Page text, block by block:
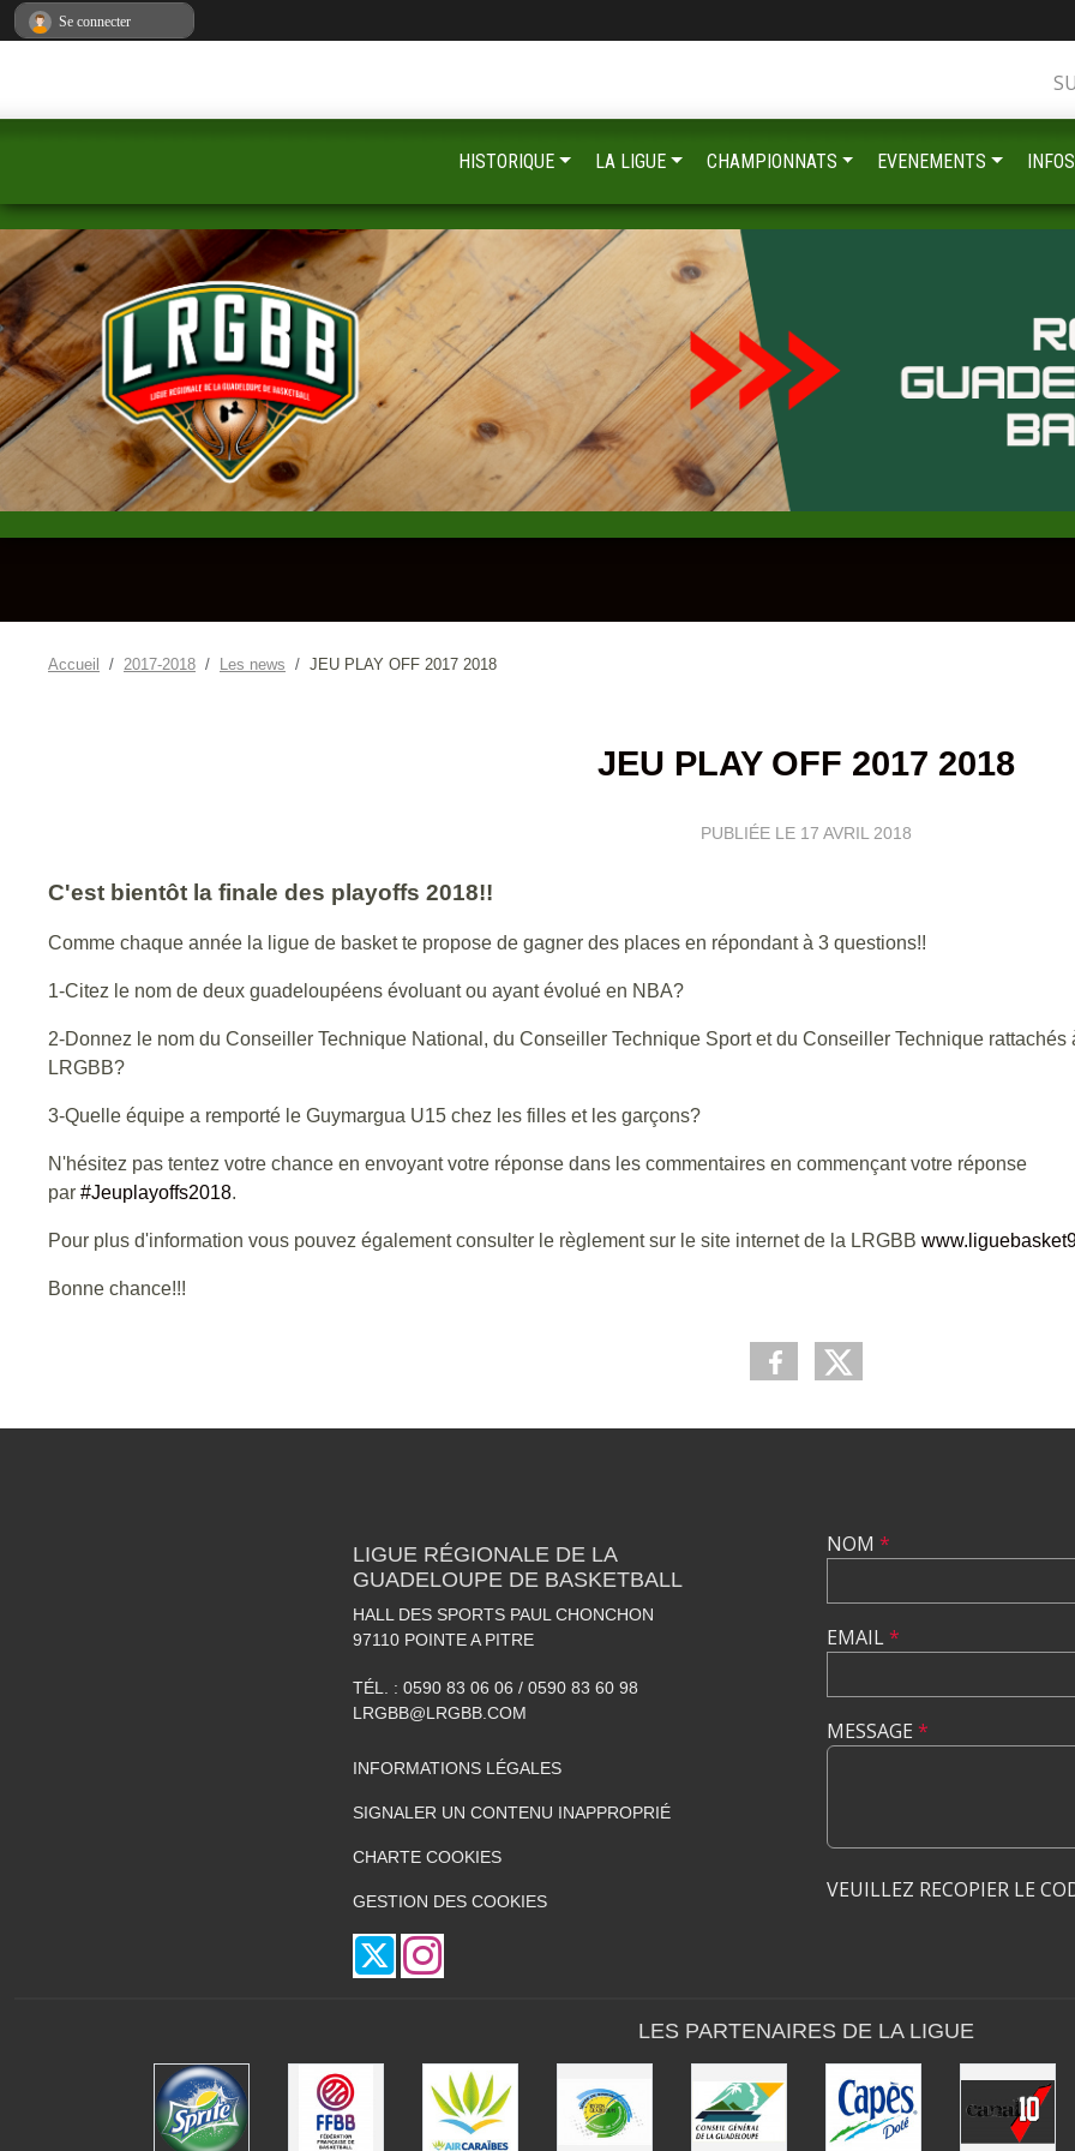
Accueil 2017-2018 Les news JEU PLAY OFF 2017 2018
JEU PLAY OFF 2017 2018
PUBLIÉE LE 17 AVRIL 2018
C'est bientôt la finale des playoffs 2018!!
Comme chaque année la ligue de basket te propose de gagner des places en répondant à 3 questions!!
1-Citez le nom de deux guadeloupéens évoluant ou ayant évolué en NBA?
2-Donnez le nom du Conseiller Technique National, du Conseiller Technique Sport et du Conseiller Technique rattachés
LRGBB?
3-Quelle équipe a remporté le Guymargua U15 chez les filles et les garçons?
N'hésitez pas tentez votre chance en envoyant votre réponse dans les commentaires en commençant votre réponse
par #Jeuplayoffs2018.
Pour plus d'information vous pouvez également consulter le règlement sur le site internet de la LRGBB
Bonne chance!!!
HISTORIQUE LA LIGUE CHAMPIONNATS EVENEMENTS
LIGUE RÉGIONALE DE LA
GUADELOUPE DE BASKETBALL
HALL DES SPORTS PAUL CHONCHON
97110 POINTE A PITRE
TÉL. : 0590 83 06 06 / 0590 83 60 98
LRGBB@LRGBB.COM
INFORMATIONS LÉGALES
SIGNALER UN CONTENU INAPPROPRIÉ
CHARTE COOKIES
GESTION DES COOKIES
NOM *
EMAIL*
MESSAGE *
VEUILLEZ RECOPIER LE
LES PARTENAIRES DE LA LIGUE
Se connecter
Panneau de gestion des cookies